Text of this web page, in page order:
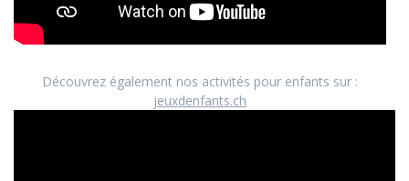
Découvrez également nos activités pour enfants sur :
jeuxdenfants.ch